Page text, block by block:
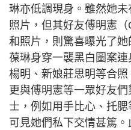
琳亦低調現身。雖然她
照片，但其好友傅明憲
和照片，則驚喜曝光了
葆琳身穿一襲黑白圖案
楊明、新娘莊思明等合
更與傅明憲等一眾好友
士，例如用手比心、托
可見她們私下交情甚篤